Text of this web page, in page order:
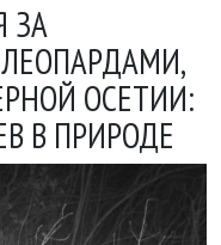
ЗА
ОСЕТИИ:
В ПРИРОДЕ